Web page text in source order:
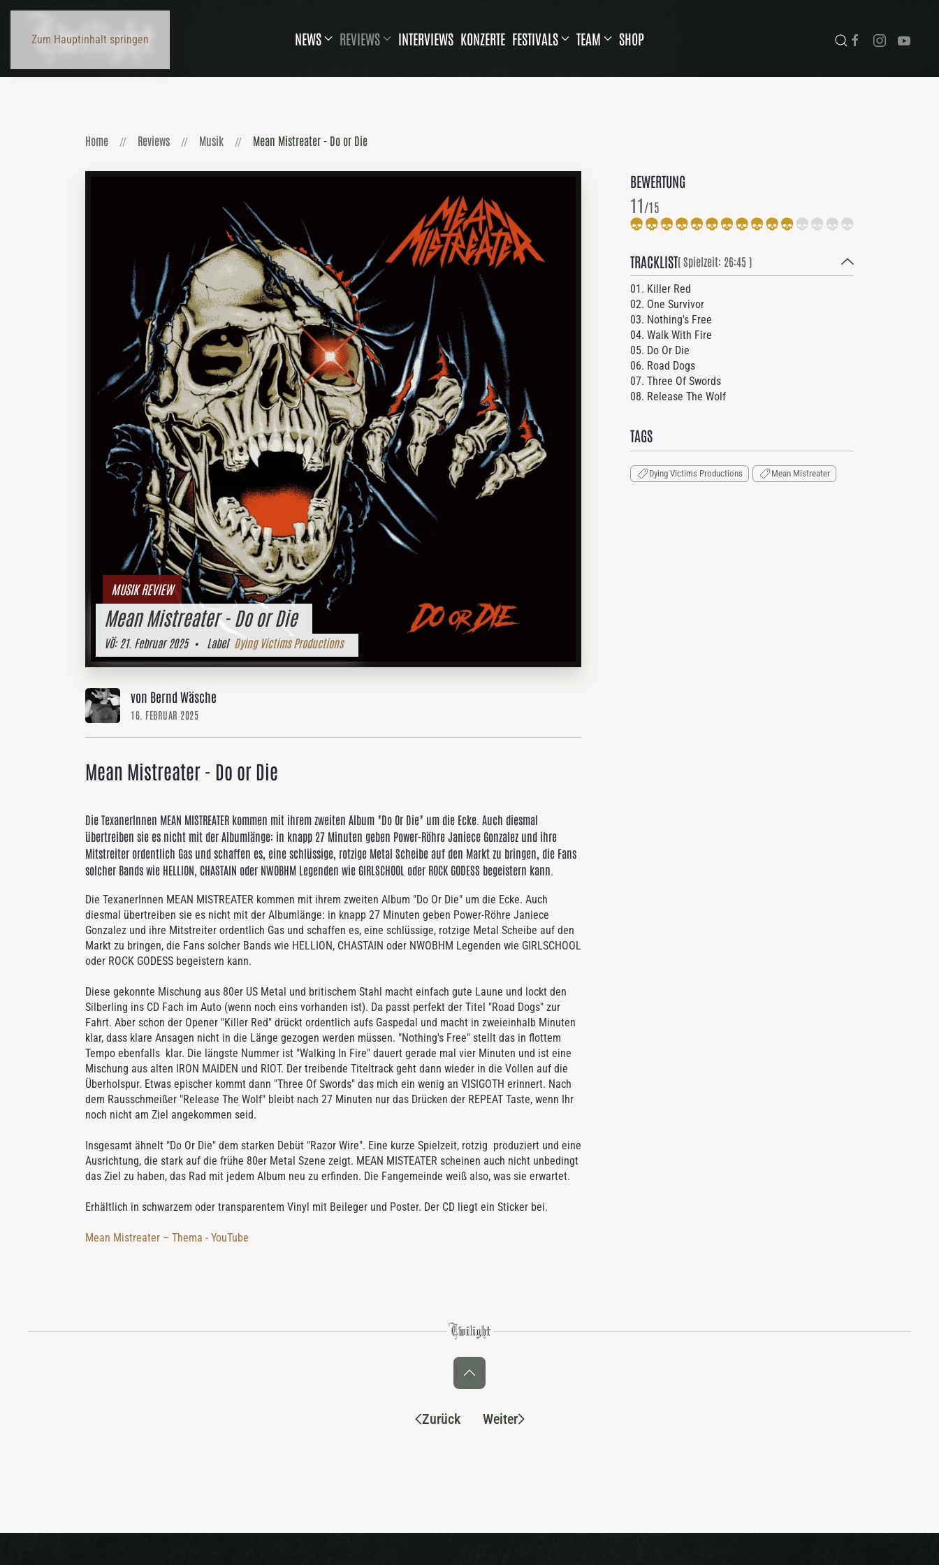
Zum Hauptinhalt springen NEWS REVIEWS INTERVIEWS KONZERTE FESTIVALS TEAM SHOP
Home Reviews Musik Mean Mistreater - Do or Die
MUSIK REVIEW
Mean Mistreater - Do or Die
VÖ:21. Februar 2025• Label Dying Victims Productions
von Bernd Wäsche
16. FEBRUAR 2025
Mean Mistreater - Do or Die
Die TexanerInnen MEAN MISTREATER kommen mit ihrem zweiten Album "Do Or Die" um die Ecke. Auch diesmal
übertreiben sie es nicht mit der Albumlänge: in knapp 27 Minuten geben Power-Röhre Janiece Gonzalez und ihre
Mitstreiter ordentlich Gas und schaffen es, eine schlüssige, rotzige Metal Scheibe auf den Markt zu bringen, die Fans
solcher Bands wie HELLION, CHASTAIN oder NWOBHM Legenden wie GIRLSCHOOL oder ROCK GODESS begeistern kann.
Die TexanerInnen MEAN MISTREATER kommen mit ihrem zweiten Album "Do Or Die" um die Ecke. Auch
diesmal übertreiben sie es nicht mit der Albumlänge: in knapp 27 Minuten geben Power-Röhre Janiece
Gonzalez und ihre Mitstreiter ordentlich Gas und schaffen es, eine schlüssige, rotzige Metal Scheibe auf den
Markt zu bringen, die Fans solcher Bands wie HELLION, CHASTAIN oder NWOBHM Legenden wie GIRLSCHOOL
oder ROCK GODESS begeistern kann.
Diese gekonnte Mischung aus 80er US Metal und britischem Stahl macht einfach gute Laune und lockt den
Silberling ins CD Fach im Auto (wenn noch eins vorhanden ist). Da passt perfekt der Titel "Road Dogs" zur
Fahrt. Aber schon der Opener "Killer Red" drückt ordentlich aufs Gaspedal und macht in zweieinhalb Minuten
klar, dass klare Ansagen nicht in die Länge gezogen werden müssen. "Nothing's Free" stellt das in flottem
Tempo ebenfalls klar. Die längste Nummer ist "Walking In Fire" dauert gerade mal vier Minuten und ist eine
Mischung aus alten IRON MAIDEN und RIOT. Der treibende Titeltrack geht dann wieder in die Vollen auf die
Überholspur. Etwas epischer kommt dann "Three Of Swords" das mich ein wenig an VISIGOTH erinnert. Nach
dem Rausschmeißer "Release The Wolf" bleibt nach 27 Minuten nur das Drücken der REPEAT Taste, wenn Ihr
noch nicht am Ziel angekommen seid.
Insgesamt ähnelt "Do Or Die" dem starken Debüt "Razor Wire". Eine kurze Spielzeit, rotzig produziert und eine
Ausrichtung, die stark auf die frühe 80er Metal Szene zeigt. MEAN MISTEATER scheinen auch nicht unbedingt
das Ziel zu haben, das Rad mit jedem Album neu zu erfinden. Die Fangemeinde weiß also, was sie erwartet.
Erhältlich in schwarzem oder transparentem Vinyl mit Beileger und Poster. Der CD liegt ein Sticker bei.
Mean Mistreater – Thema - YouTube
BEWERTUNG
11/15
TRACKLIST( Spielzeit: 26:45 )
01. Killer Red
02. One Survivor
03. Nothing's Free
04. Walk With Fire
05. Do Or Die
06. Road Dogs
07. Three Of Swords
08. Release The Wolf
TAGS
Dying Victims Productions Mean Mistreater
Zurück Weiter